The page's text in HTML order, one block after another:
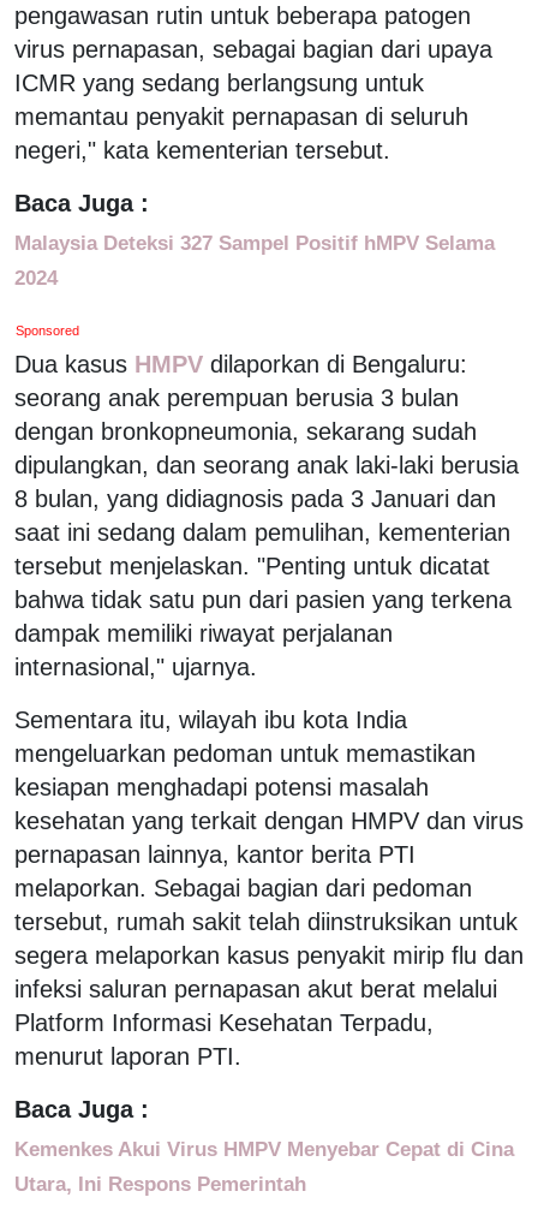
pengawasan rutin untuk beberapa patogen
virus pernapasan, sebagai bagian dari upaya
ICMR yang sedang berlangsung untuk
memantau penyakit pernapasan di seluruh
negeri," kata kementerian tersebut.
Baca Juga :
Malaysia Deteksi 327 Sampel Positif hMPV Selama
2024
Sponsored
Dua kasus HMPV dilaporkan di Bengaluru:
seorang anak perempuan berusia 3 bulan
dengan bronkopneumonia, sekarang sudah
dipulangkan, dan seorang anak laki-laki berusia
8 bulan, yang didiagnosis pada 3 Januari dan
saat ini sedang dalam pemulihan, kementerian
tersebut menjelaskan. "Penting untuk dicatat
bahwa tidak satu pun dari pasien yang terkena
dampak memiliki riwayat perjalanan
internasional," ujarnya.
Sementara itu, wilayah ibu kota India
mengeluarkan pedoman untuk memastikan
kesiapan menghadapi potensi masalah
kesehatan yang terkait dengan HMPV dan virus
pernapasan lainnya, kantor berita PTI
melaporkan. Sebagai bagian dari pedoman
tersebut, rumah sakit telah diinstruksikan untuk
segera melaporkan kasus penyakit mirip flu dan
infeksi saluran pernapasan akut berat melalui
Platform Informasi Kesehatan Terpadu,
menurut laporan PTI.
Baca Juga :
Kemenkes Akui Virus HMPV Menyebar Cepat di Cina
Utara, Ini Respons Pemerintah